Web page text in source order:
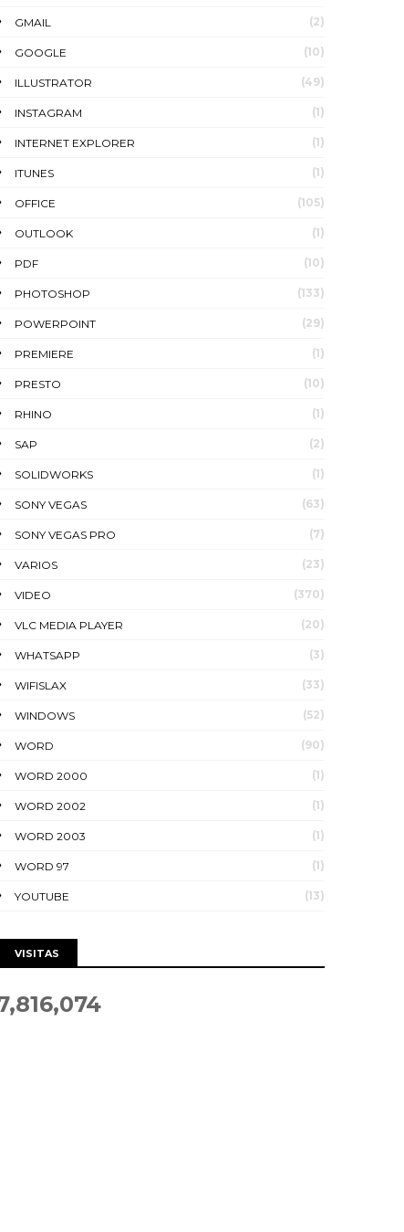
GMAIL (2)
GOOGLE (10)
ILLUSTRATOR (49)
INSTAGRAM (1)
INTERNET EXPLORER (1)
ITUNES (1)
OFFICE (105)
OUTLOOK (1)
PDF (10)
PHOTOSHOP (133)
POWERPOINT (29)
PREMIERE (1)
PRESTO (10)
RHINO (1)
SAP (2)
SOLIDWORKS (1)
SONY VEGAS (63)
SONY VEGAS PRO (7)
VARIOS (23)
VIDEO (370)
VLC MEDIA PLAYER (20)
WHATSAPP (3)
WIFISLAX (33)
WINDOWS (52)
WORD (90)
WORD 2000 (1)
WORD 2002 (1)
WORD 2003 (1)
WORD 97 (1)
YOUTUBE (13)
VISITAS